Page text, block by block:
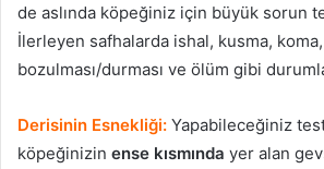
de aslında köpeğiniz için büyük sorun
İlerleyen safhalarda ishal, kusma,
bozulması/durması ve ölüm gibi
Derisinin Esnekliği: Yapabileceğiniz
köpeğinizin ense kısmında yer alan